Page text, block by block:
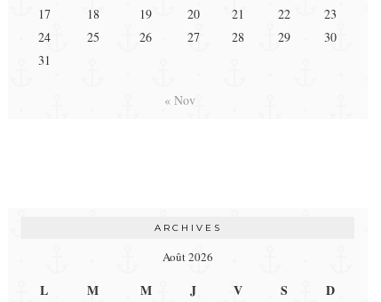
17
18 19 20 21 22
23
24
25 26 27 28 29
30
31
« Nov
ARCHIVES
Août 2026
L M M J V S D